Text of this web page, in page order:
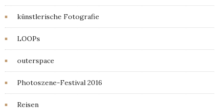
künstlerische Fotografie
LOOPs
outerspace
Photoszene-Festival 2016
Reisen